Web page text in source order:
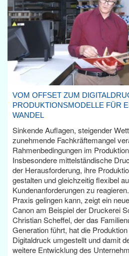
VOM OFFSET ZUM
PRODUKTIONSMODELLE FÜR
WANDEL
Sinkende Auflagen, steigender
zunehmende Fachkräftemangel
Rahmenbedingungen im
Insbesondere mittelständische
der Herausforderung, ihre
gestalten und gleichzeitig flexibel
Kundenanforderungen zu
Praxis gelingen kann, zeigt ein
Canon am Beispiel der Druckerei
Christian Scheffel, der das
Generation führt, hat die
Digitaldruck umgestellt und damit
weitere Entwicklung des